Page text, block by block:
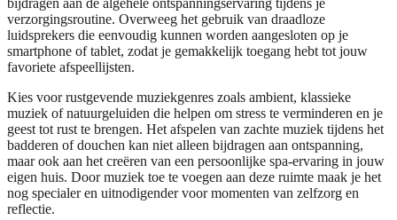
verzorgingsroutine. Overweeg het gebruik van draadloze
luidsprekers die eenvoudig kunnen worden aangesloten op je
smartphone of tablet, zodat je gemakkelijk toegang hebt tot jouw
favoriete afspeellijsten.
Kies voor rustgevende muziekgenres zoals ambient, klassieke
muziek of natuurgeluiden die helpen om stress te verminderen en je
geest tot rust te brengen. Het afspelen van zachte muziek tijdens het
badderen of douchen kan niet alleen bijdragen aan ontspanning,
maar ook aan het creëren van een persoonlijke spa-ervaring in jouw
eigen huis. Door muziek toe te voegen aan deze ruimte maak je het
nog specialer en uitnodigender voor momenten van zelfzorg en
reflectie.